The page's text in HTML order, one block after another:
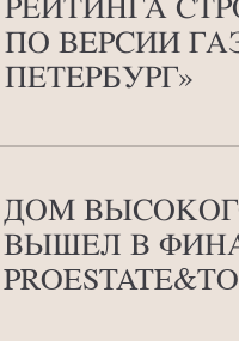
РЕЙТИНГА
ПО ВЕРСИИ
ПЕТЕРБУРГ»
ДОМ
ВЫШЕЛ В